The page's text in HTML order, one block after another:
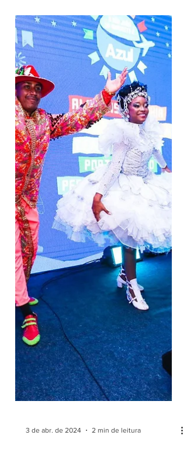
histórica em 2025, a maior exposição de
artesanato ao ar livre da América Latina
retorna em 2026 com mais uma edição
promissora e repleta de novidades,
mantendo a tradição tricentenária de
receber milhares de baianos e turistas
durante a Semana Santa na cidade de
Nazaré-Ba. Pat